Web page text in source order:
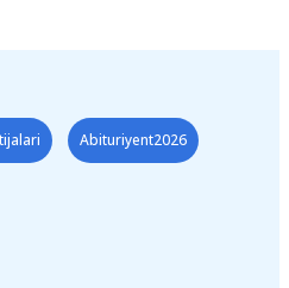
Abituriyent2026